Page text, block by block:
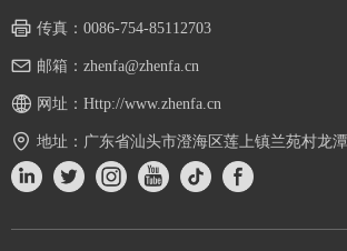
传真： 0086-754-85112703
邮箱： zhenfa@zhenfa.cn
网址： Http://www.zhenfa.cn
地址： 广东省汕头市澄海区莲上镇兰苑村龙